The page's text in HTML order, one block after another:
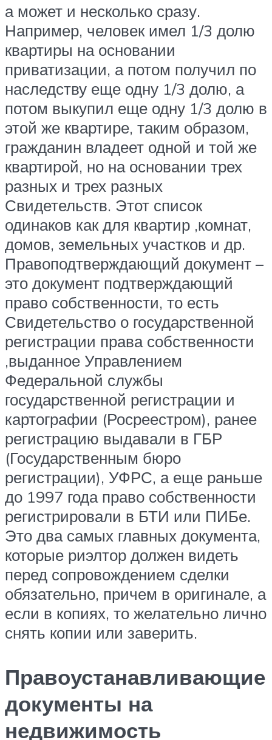
а может и несколько сразу.
Например, человек имел 1/3 долю
квартиры на основании
приватизации, а потом получил по
наследству еще одну 1/3 долю, а
потом выкупил еще одну 1/3 долю в
этой же квартире, таким образом,
гражданин владеет одной и той же
квартирой, но на основании трех
разных и трех разных
Свидетельств. Этот список
одинаков как для квартир ,комнат,
домов, земельных участков и др.
Правоподтверждающий документ –
это документ подтверждающий
право собственности, то есть
Свидетельство о государственной
регистрации права собственности
,выданное Управлением
Федеральной службы
государственной регистрации и
картографии (Росреестром), ранее
регистрацию выдавали в ГБР
(Государственным бюро
регистрации), УФРС, а еще раньше
до 1997 года право собственности
регистрировали в БТИ или ПИБе.
Это два самых главных документа,
которые риэлтор должен видеть
перед сопровождением сделки
обязательно, причем в оригинале, а
если в копиях, то желательно лично
снять копии или заверить.
Правоустанавливающие
документы на
недвижимость